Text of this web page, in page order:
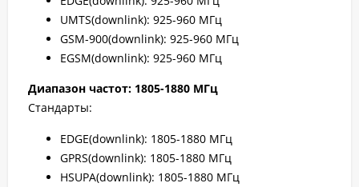
UMTS(downlink): 925-960 МГц
GSM-900(downlink): 925-960 МГц
EGSM(downlink): 925-960 МГц
Диапазон частот: 1805-1880 МГц
Стандарты:
EDGE(downlink): 1805-1880 МГц
GPRS(downlink): 1805-1880 МГц
HSUPA(downlink): 1805-1880 МГц